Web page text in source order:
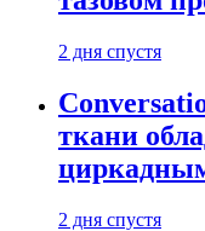
2 дня спустя
ткани
2 дня спустя